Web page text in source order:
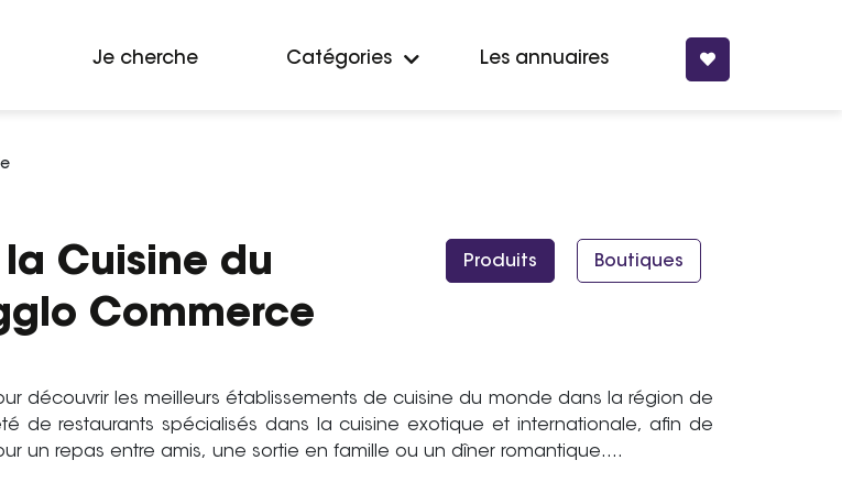
Je cherche Catégories Les annuaires
Cuisine du
Commerce
Produits Boutiques
découvrir les meilleurs établissements de cuisine du monde dans la région de
de restaurants spécialisés dans la cuisine exotique et internationale, afin de
un repas entre amis, une sortie en famille ou un dîner romantique.